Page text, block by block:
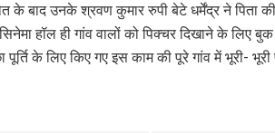
के बाद उनके श्रवण कुमार रुपी बेटे धर्मेंद्र ने पिता
हॉल ही गांव वालों को पिक्चर दिखाने के लिए
पूर्ति के लिए किए गए इस काम की पूरे गांव में भूरी- भूरी